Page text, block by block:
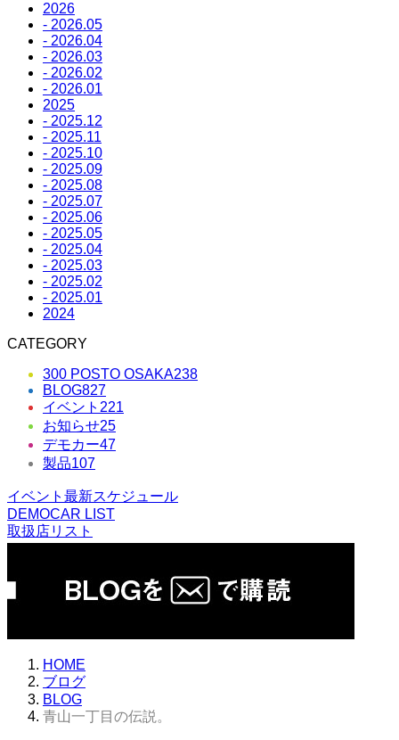
2026
- 2026.05
- 2026.04
- 2026.03
- 2026.02
- 2026.01
2025
- 2025.12
- 2025.11
- 2025.10
- 2025.09
- 2025.08
- 2025.07
- 2025.06
- 2025.05
- 2025.04
- 2025.03
- 2025.02
- 2025.01
2024
CATEGORY
300 POSTO OSAKA238
BLOG827
イベント 221
お知らせ25
デモカー47
製品107
イベント最新スケジュール
DEMOCAR LIST
取扱店リスト
HOME
ブログ
BLOG
青山一丁目の伝説。